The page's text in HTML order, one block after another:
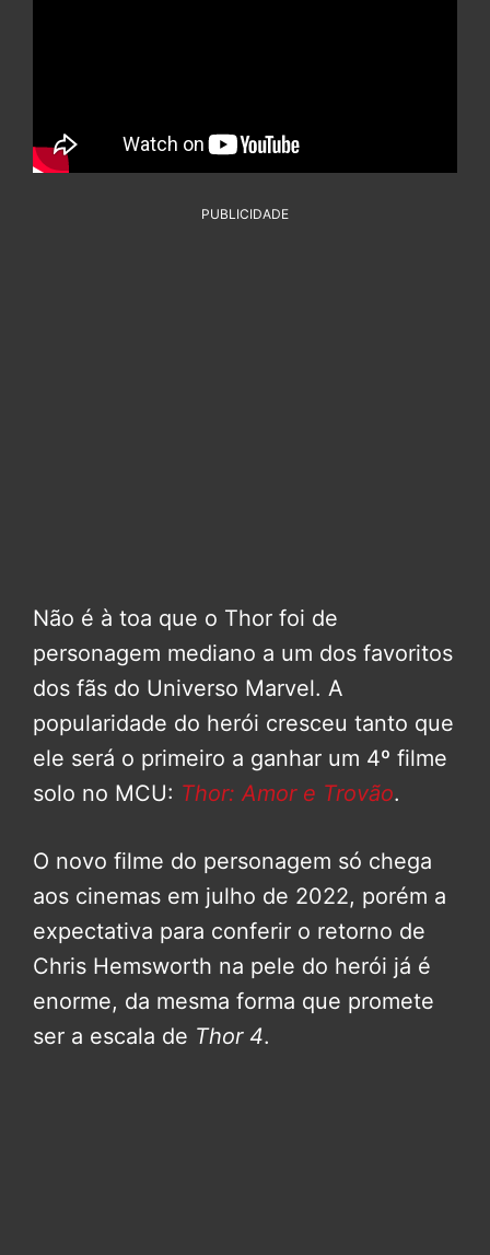
PUBLICIDADE
Não é à toa que o Thor foi de
personagem mediano a um dos favoritos
dos fãs do Universo Marvel. A
popularidade do herói cresceu tanto que
ele será o primeiro a ganhar um 4º filme
solo no MCU: Thor: Amor e Trovão.
O novo filme do personagem só chega
aos cinemas em julho de 2022, porém a
expectativa para conferir o retorno de
Chris Hemsworth na pele do herói já é
enorme, da mesma forma que promete
ser a escala de Thor 4.